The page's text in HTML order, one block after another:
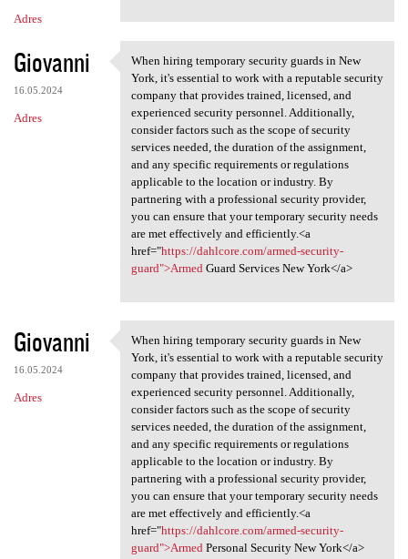
Adres
Giovanni
16.05.2024
Adres
When hiring temporary
When hiring temporary security guards in New
York, it's essential to work with a reputable security
company that provides trained, licensed, and
experienced security personnel. Additionally,
consider factors such as the scope of security
services needed, the duration of the assignment,
and any specific requirements or regulations
applicable to the location or industry. By
partnering with a professional security provider,
you can ensure that your temporary security needs
are met effectively and efficiently.<a
href="https://dahlcore.com/armed-security-
guard">ArmedGuard Services New York</a>
Giovanni
16.05.2024
Adres
When hiring temporary
When hiring temporary security guards in New
York, it's essential to work with a reputable security
company that provides trained, licensed, and
experienced security personnel. Additionally,
consider factors such as the scope of security
services needed, the duration of the assignment,
and any specific requirements or regulations
applicable to the location or industry. By
partnering with a professional security provider,
you can ensure that your temporary security needs
are met effectively and efficiently.<a
href="https://dahlcore.com/armed-security-
guard">Armed Personal Security New York</a>